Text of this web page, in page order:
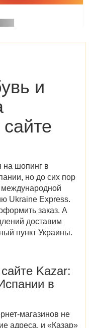
и
на шопинг в
, но до сих пор
международной
Ukraine Express.
заказ. А
доставим
пункт Украины.
Kazar:
в
магазинов не
адреса, и «Казар»